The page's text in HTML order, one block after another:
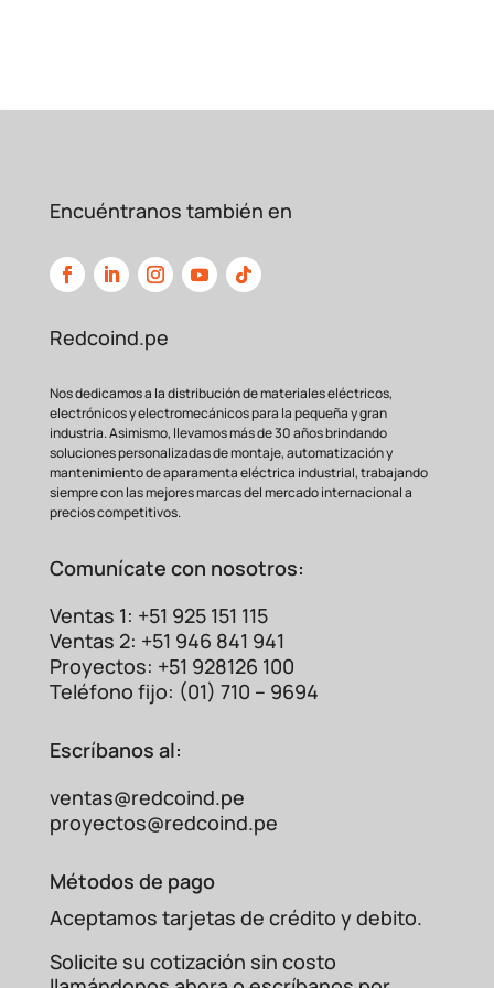
CaracterísticaOjal RV
Terminales
Genéricos
Encuéntranos también en
Redcoind.pe
Nos dedicamos a la distribución de materiales eléctricos,
electrónicos y electromecánicos para la pequeña y gran
industria. Asimismo, llevamos más de 30 años brindando
soluciones personalizadas de montaje, automatización y
mantenimiento de aparamenta eléctrica industrial, trabajando
siempre con las mejores marcas del mercado internacional a
precios competitivos.
Comunícate con nosotros:
Ventas 1: +51 925 151 115
Ventas 2: +51 946 841 941
Proyectos: +51 928126 100
Teléfono fijo: (01) 710 – 9694
Escríbanos al:
ventas@redcoind.pe
proyectos@redcoind.pe
Métodos de pago
Aceptamos tarjetas de crédito y debito.
Solicite su cotización sin costo